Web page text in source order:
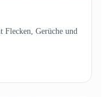
Gerüche und